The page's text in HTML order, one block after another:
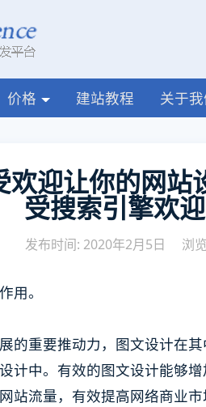
价格 建站教程 关于
欢迎让你的网站
受搜索引擎欢迎
发布时间: 2020年2月5日 浏
用。
的重要推动力，图文设计在
计中。有效的图文设计能够增
站流量，有效提高网络商业市